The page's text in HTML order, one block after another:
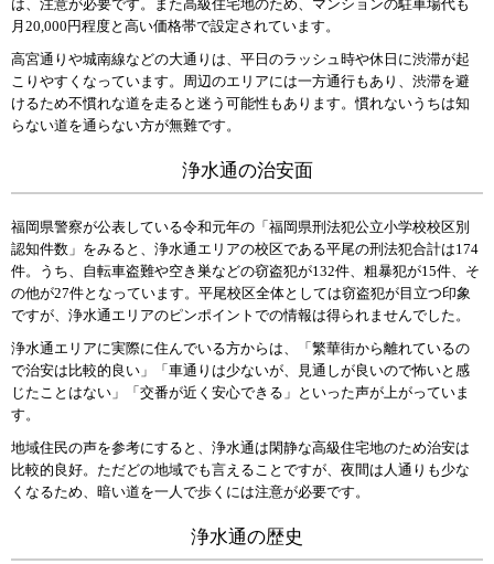
は、注意が必要です。また高級住宅地のため、マンションの駐車場代も
月20,000円程度と高い価格帯で設定されています。
高宮通りや城南線などの大通りは、平日のラッシュ時や休日に渋滞が起
こりやすくなっています。周辺のエリアには一方通行もあり、渋滞を避
けるため不慣れな道を走ると迷う可能性もあります。慣れないうちは知
らない道を通らない方が無難です。
浄水通の治安面
福岡県警察が公表している令和元年の「福岡県刑法犯公立小学校校区別
認知件数」をみると、浄水通エリアの校区である平尾の刑法犯合計は174
件。うち、自転車盗難や空き巣などの窃盗犯が132件、粗暴犯が15件、そ
の他が27件となっています。平尾校区全体としては窃盗犯が目立つ印象
ですが、浄水通エリアのピンポイントでの情報は得られませんでした。
浄水通エリアに実際に住んでいる方からは、「繁華街から離れているの
で治安は比較的良い」「車通りは少ないが、見通しが良いので怖いと感
じたことはない」「交番が近く安心できる」といった声が上がっていま
す。
地域住民の声を参考にすると、浄水通は閑静な高級住宅地のため治安は
比較的良好。ただどの地域でも言えることですが、夜間は人通りも少な
くなるため、暗い道を一人で歩くには注意が必要です。
浄水通の歴史